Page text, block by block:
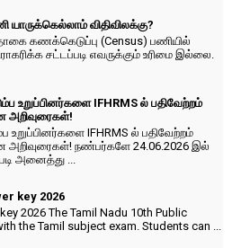
விதிவிலக்கு?
கணக்கெடுப்பு (Census) பணியில்
சட்டப்படி எவருக்கும் உரிமை இல்லை.
உறுப்பினர்களை IFHRMS ல் பதிவேற்றம்
உறுப்பினர்களை IFHRMS ல் பதிவேற்றம்
நண்பர்களே 24.06.2026 இல்
அனைத்து ...
key 2026
2026 The Tamil Nadu 10th Public
the Tamil subject exam. Students can ...